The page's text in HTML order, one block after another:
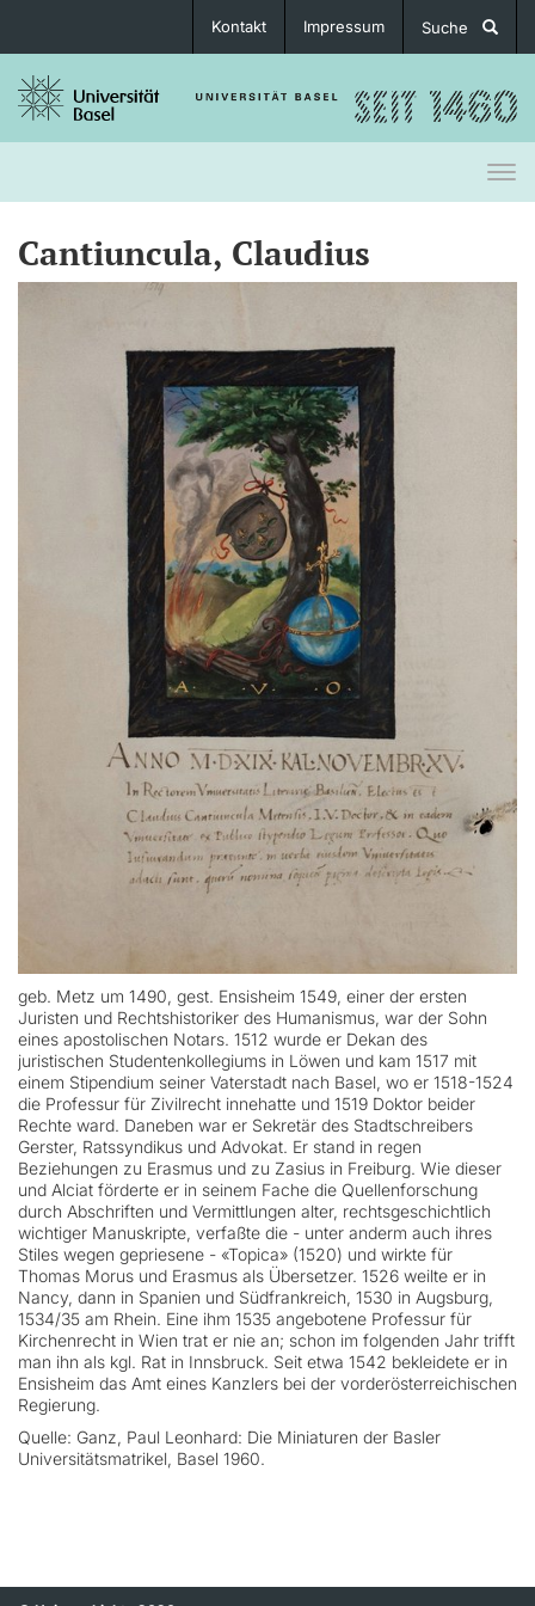
Kontakt Impressum Suche
Cantiuncula, Claudius
geb. Metz um 1490, gest. Ensisheim 1549, einer der ersten
Juristen und Rechtshistoriker des Humanismus, war der Sohn
eines apostolischen Notars. 1512 wurde er Dekan des
juristischen Studentenkollegiums in Löwen und kam 1517 mit
einem Stipendium seiner Vaterstadt nach Basel, wo er 1518-1524
die Professur für Zivilrecht innehatte und 1519 Doktor beider
Rechte ward. Daneben war er Sekretär des Stadtschreibers
Gerster, Ratssyndikus und Advokat. Er stand in regen
Beziehungen zu Erasmus und zu Zasius in Freiburg. Wie dieser
und Alciat förderte er in seinem Fache die Quellenforschung
durch Abschriften und Vermittlungen alter, rechtsgeschichtlich
wichtiger Manuskripte, verfaßte die - unter anderm auch ihres
Stiles wegen gepriesene - «Topica» (1520) und wirkte für
Thomas Morus und Erasmus als Übersetzer. 1526 weilte er in
Nancy, dann in Spanien und Südfrankreich, 1530 in Augsburg,
1534/35 am Rhein. Eine ihm 1535 angebotene Professur für
Kirchenrecht in Wien trat er nie an; schon im folgenden Jahr trifft
man ihn als kgl. Rat in Innsbruck. Seit etwa 1542 bekleidete er in
Ensisheim das Amt eines Kanzlers bei der vorderösterreichischen
Regierung.
Quelle: Ganz, Paul Leonhard: Die Miniaturen der Basler
Universitätsmatrikel, Basel 1960.